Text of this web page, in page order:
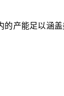
的产能足以涵